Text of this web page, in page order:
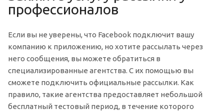
профессионалов
Если вы не уверены, что Facebook подключит вашу
компанию к приложению, но хотите рассылать через
него сообщения, вы можете обратиться в
специализированные агентства. С их помощью вы
сможете подключить официальные рассылки. Как
правило, такие агентства предоставляет небольшой
бесплатный тестовый период, в течение которого